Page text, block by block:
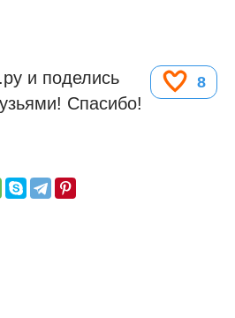
8
и поделись
Спасибо!